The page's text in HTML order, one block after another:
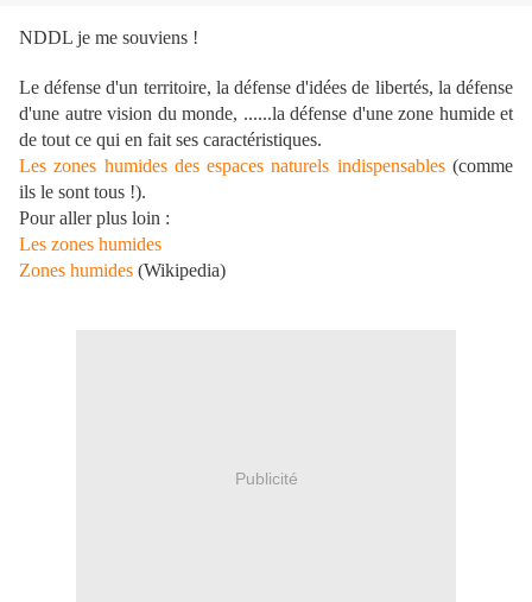
NDDL je me souviens !
Le défense d'un territoire, la défense d'idées de libertés, la défense
d'une autre vision du monde, ......la défense d'une zone humide et
de tout ce qui en fait ses caractéristiques.
Les zones humides des espaces naturels indispensables(comme
ils le sont tous !).
Pour aller plus loin :
Les zones humides
Zones humides (Wikipedia)
Publicité